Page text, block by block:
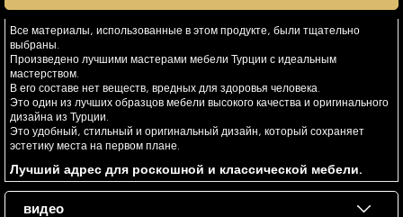
Все материалы, использованные в этом продукте, были тщательно
выбраны.
Произведено лучшими мастерами мебели Турции с идеальным
мастерством.
В его составе нет веществ, вредных для здоровья человека.
Это один из лучших образцов мебели высокого качества и оригинального
дизайна из Турции.
Это удобный, стильный и оригинальный дизайн, который сохраняет
эстетику места на первом плане.
Лучший адрес для роскошной и классической мебели.
видео